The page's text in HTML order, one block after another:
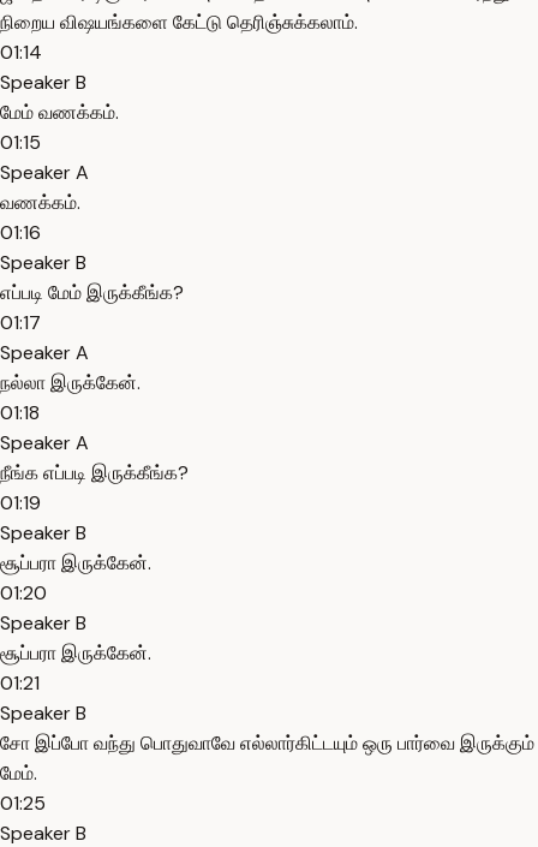
நிறைய விஷயங்களை கேட்டு தெரிஞ்சுக்கலாம்.
01:14
Speaker B
மேம் வணக்கம்.
01:15
Speaker A
வணக்கம்.
01:16
Speaker B
எப்படி மேம் இருக்கீங்க?
01:17
Speaker A
நல்லா இருக்கேன்.
01:18
Speaker A
நீங்க எப்படி இருக்கீங்க?
01:19
Speaker B
சூப்பரா இருக்கேன்.
01:20
Speaker B
சூப்பரா இருக்கேன்.
01:21
Speaker B
சோ இப்போ வந்து பொதுவாவே எல்லார்கிட்டயும் ஒரு பார்வை இருக்கும்
மேம்.
01:25
Speaker B